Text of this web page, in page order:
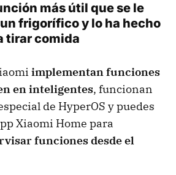
más útil que se le
frigorífico y lo ha hecho
tirar comida
implementan funciones
en inteligentes, funcionan
de HyperOS y puedes
Xiaomi Home para
funciones desde el